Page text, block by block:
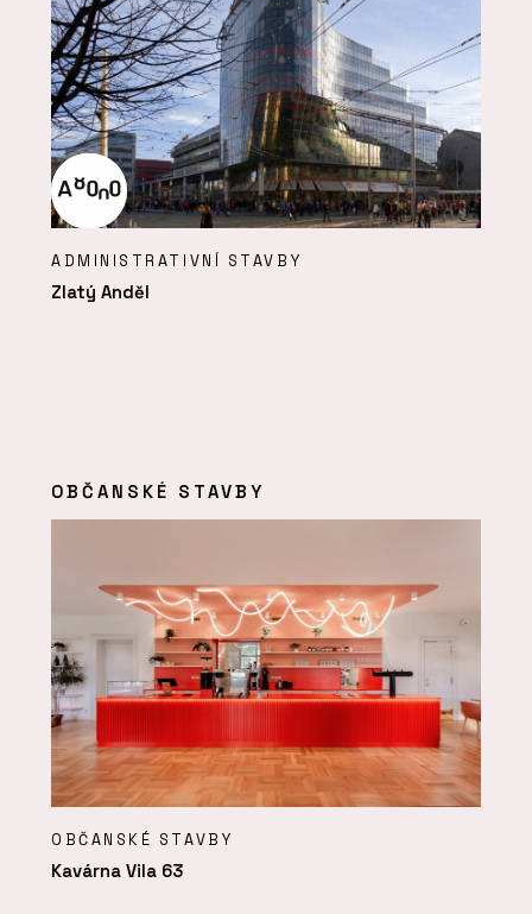
ADMINISTRATIVNÍ STAVBY
Zlatý Anděl
OBČANSKÉ STAVBY
OBČANSKÉ STAVBY
Kavárna Vila 63